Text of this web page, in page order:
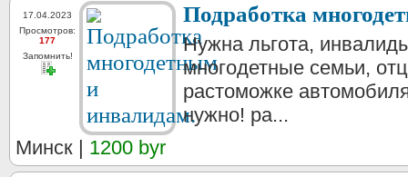
17.04.2023
Просмотров:
177
Запомнить!
Подработка
Нужна льгота,
многодетные семьи,
растоможке
нужно! ра...
Минск | 1200 byr